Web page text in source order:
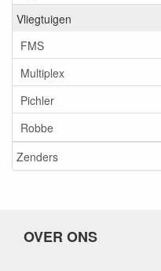
Vliegtuigen
FMS
Multiplex
Pichler
Robbe
Zenders
OVER ONS